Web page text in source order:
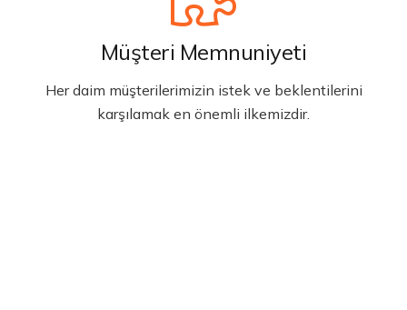
Müşteri Memnuniyeti
Her daim müşterilerimizin istek ve beklentilerini
karşılamak en önemli ilkemizdir.